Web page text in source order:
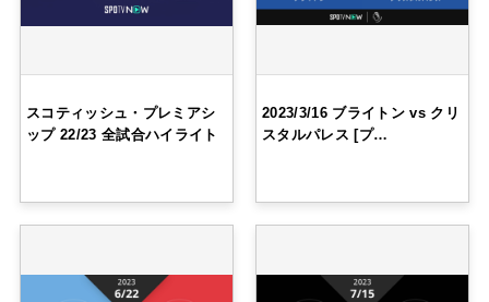
スコティッシュ・プレミアシ
ップ 22/23 全試合ハイライト
2023/3/16 ブライトン vs クリ
スタルパレス [プ…